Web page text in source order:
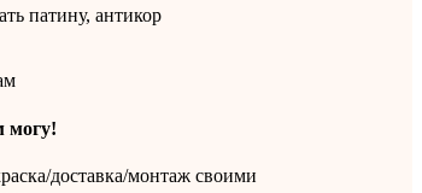
патину, антикор
могу!
доставка/монтаж своими